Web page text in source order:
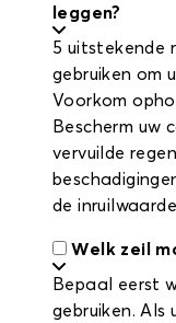
leggen?
5 uitstekende
gebruiken om
Voorkom
Bescherm uw
vervuilde
de
Welk zeil
Bepaal eerst
gebruiken.